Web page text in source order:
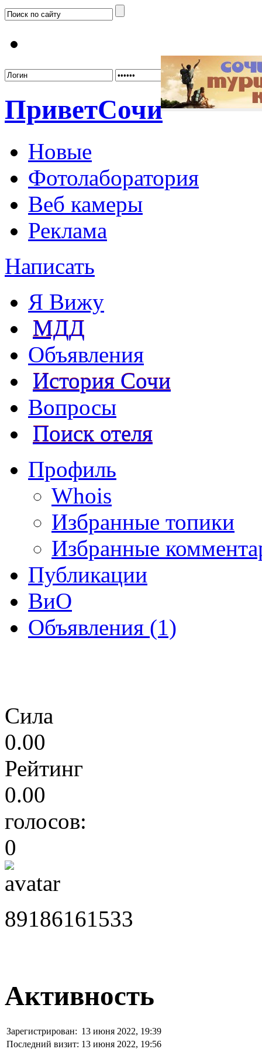
ПриветСочи
Новые
Фотолаборатория
Веб камеры
Реклама
Написать
Я Вижу
МДД
Объявления
История Сочи
Вопросы
Поиск отеля
Профиль
Whois
Избранные топики
Избранные
Публикации
ВиО
Объявления (1)
Сила
0.00
Рейтинг
0.00
голосов:
0
89186161533
Активность
Зарегистрирован: 13 июня 2022, 19:39
Последний визит: 13 июня 2022, 19:56